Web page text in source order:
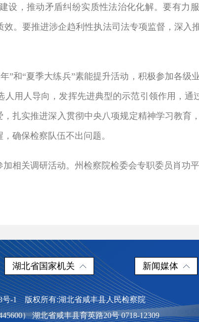
设，推动矛盾纠纷实质性法治化化解。要有力
。要推进涉企趋利性执法司法专项监督，深入
”和“夏季大练兵”素能提升活动，积极参加各级
用人导向，发挥先进典型的示范引领作用，通
扎实推进深入贯彻中央八项规定精神学习教育
确保检察队伍不出问题。
相关调研活动。州检察院检委会专职委员肖功
湖北省国家机关 新闻媒体
号-1 版权所有:湖北省咸丰县人民检察院
） 湖北省咸丰县育英路20号 0718-12309